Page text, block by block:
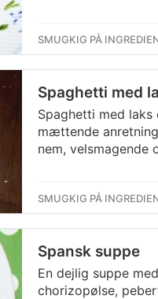
SMUGKIG PÅ
Spaghetti med
Spaghetti med
mættende
nem, velsmagende
SMUGKIG PÅ
Spansk suppe
En dejlig suppe
chorizopølse,